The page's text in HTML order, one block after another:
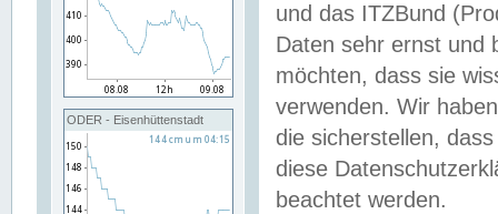
ODER - Eisenhüttenstadt
und das ITZBund
Daten sehr ernst und
möchten, dass sie
verwenden. Wir
die sicherstellen,
diese
beachtet werden.